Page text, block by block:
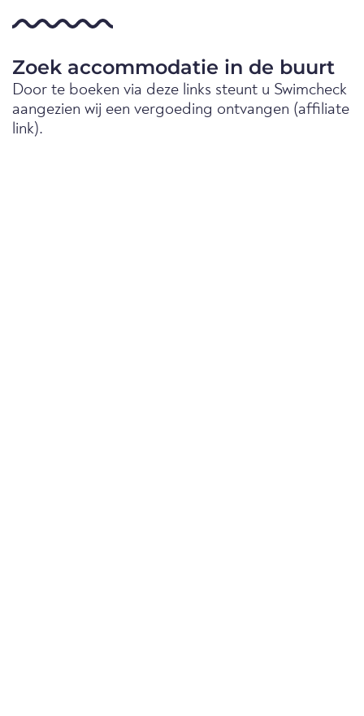
Zoek accommodatie in de buurt
Door te boeken via deze links steunt u Swimcheck
aangezien wij een vergoeding ontvangen (affiliate
link).